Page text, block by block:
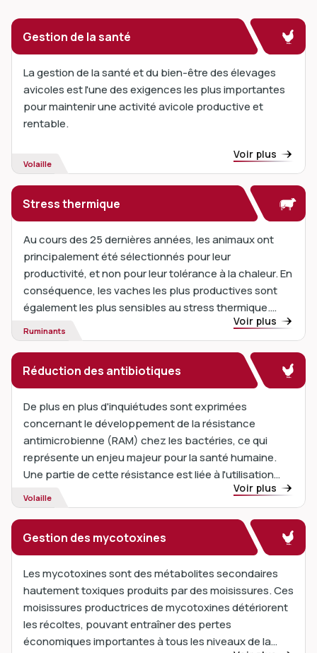
Gestion de la santé
La gestion de la santé et du bien-être des élevages
avicoles est l'une des exigences les plus importantes
pour maintenir une activité avicole productive et
rentable.
Voir plus
Volaille
Stress thermique
Au cours des 25 dernières années, les animaux ont
principalement été sélectionnés pour leur
productivité, et non pour leur tolérance à la chaleur. En
conséquence, les vaches les plus productives sont
également les plus sensibles au stress thermique.
Avec le réchauffement climatique et la multiplication
des vagues de chaleur, ce problème devient de plus
Voir plus
Ruminants
Réduction des antibiotiques
De plus en plus d'inquiétudes sont exprimées
concernant le développement de la résistance
antimicrobienne (RAM) chez les bactéries, ce qui
représente un enjeu majeur pour la santé humaine.
Une partie de cette résistance est liée à l'utilisation
des antibiotiques chez les animaux d'élevage.Voir plus
Volaille
Gestion des mycotoxines
Les mycotoxines sont des métabolites secondaires
hautement toxiques produits par des moisissures. Ces
moisissures productrices de mycotoxines détériorent
les récoltes, pouvant entraîner des pertes
économiques importantes à tous les niveaux de la